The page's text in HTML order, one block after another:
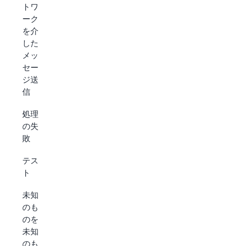
トワ
ーク
を介
した
メッ
セー
ジ送
信
処理
の失
敗
テス
ト
未知
のも
のを
未知
のも